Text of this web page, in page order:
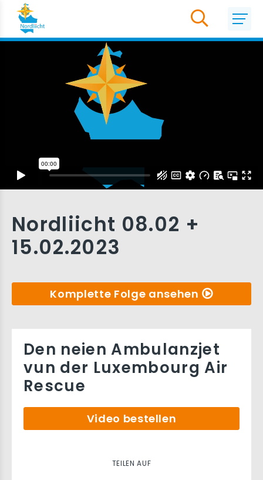
Nordliicht 08.02 +
15.02.2023
Komplette Folge ansehen
Den neien Ambulanzjet
vun der Luxembourg Air
Rescue
Video bestellen
TEILEN AUF